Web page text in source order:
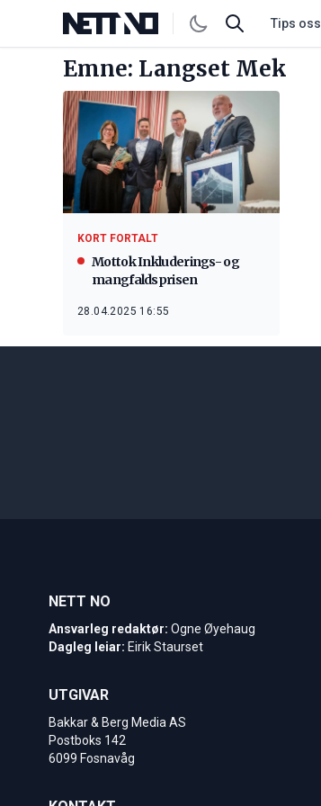
Tips oss
Emne: Langset Mek
KORT FORTALT
Mottok Inkluderings- og
mangfaldsprisen
28.04.2025 16:55
NETT NO
Ansvarleg redaktør: Ogne Øyehaug
Dagleg leiar: Eirik Staurset
UTGIVAR
Bakkar & Berg Media AS
Postboks 142
6099 Fosnavåg